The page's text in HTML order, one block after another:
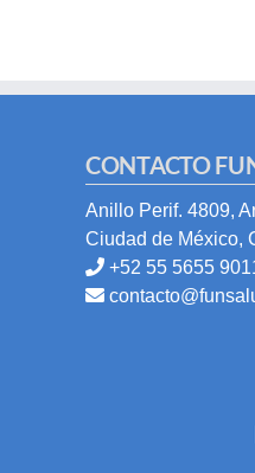
CONTACTO
Anillo Perif. 4809,
Ciudad de México,
+52 55 5655